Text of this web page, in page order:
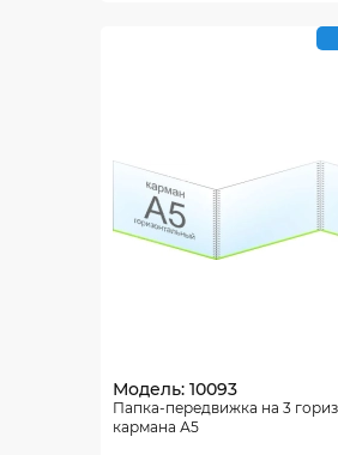
Модель: 10093
Папка-передвижка на 3
кармана А5